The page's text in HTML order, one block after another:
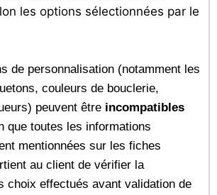
les options sélectionnées par le
de personnalisation (notamment les
couleurs de bouclerie,
peuvent être incompatibles
que toutes les informations
mentionnées sur les fiches
au client de vérifier la
choix effectués avant validation de